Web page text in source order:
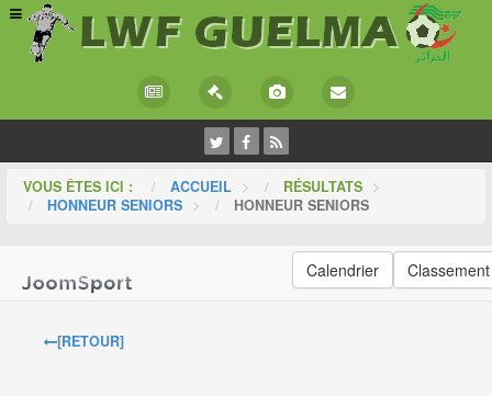
VOUS ÊTES ICI : ACCUEIL > RÉSULTATS >
HONNEUR SENIORS > HONNEUR SENIORS
Calendrier Classement
[RETOUR]